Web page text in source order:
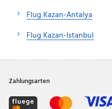
Flug Kazan-Antalya
Flug Kazan-Istanbul